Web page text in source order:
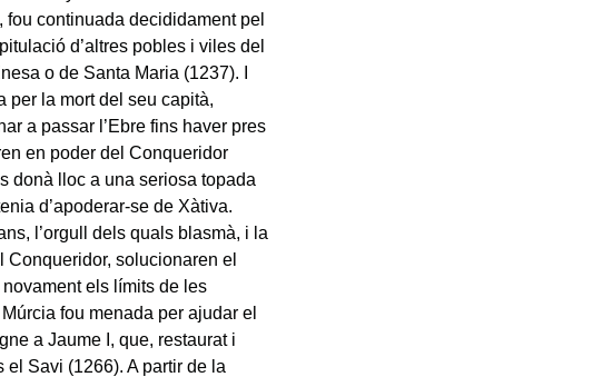
continuada decididament pel
d’altres pobles i viles del
o de Santa Maria (1237). I
per la mort del seu capità,
a passar l’Ebre fins haver pres
en poder del Conqueridor
donà lloc a una seriosa topada
d’apoderar-se de Xàtiva.
l’orgull dels quals blasmà, i la
Conqueridor, solucionaren el
els límits de les
fou menada per ajudar el
a Jaume I, que, restaurat i
el Savi (1266). A partir de la